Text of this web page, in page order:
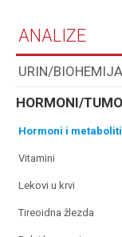
ANALIZE
URIN/BIOHEMIJA
HORMONI/
hormoni i
vitamini
lekovi u krvi
tireoidna žlezda